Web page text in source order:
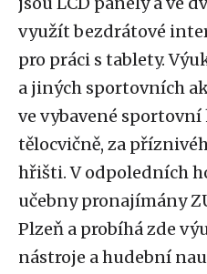
využít bezdrátové
pro práci s tablety.
a jiných sportovních
ve vybavené
tělocvičně, za
hřišti. V odpoledních
učebny pronajímány
Plzeň a probíhá zde
nástroje a hudební